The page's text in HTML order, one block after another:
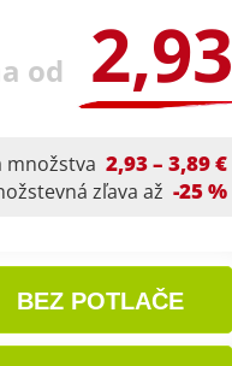
od 2,93
množstva 2,93 – 3,89 €
zľava až -25 %
BEZ POTLAČE